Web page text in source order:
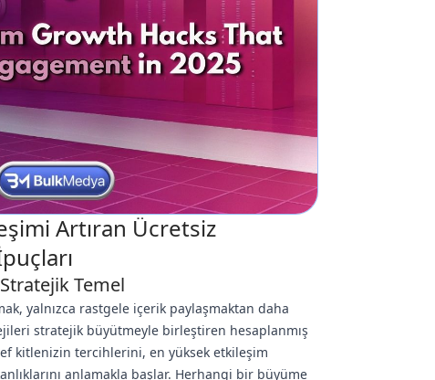
Artıran Ücretsiz
Temel
yalnızca rastgele içerik paylaşmaktan daha
stratejik büyütmeyle birleştiren hesaplanmış
kitlenizin tercihlerini, en yüksek etkileşim
anlamakla başlar. Herhangi bir büyüme